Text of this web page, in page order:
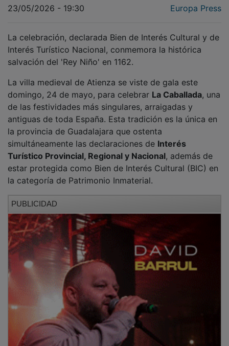
Interés Turístico Nacional, conmemora la histórica
salvación del 'Rey Niño' en 1162.
domingo, 24 de mayo, para celebrarLa Caballada
de las festividades más singulares, arraigadas y
antiguas de toda España. Esta tradición es la única en
la provincia de Guadalajara que ostenta
simultáneamente las declaraciones deInterés
Turístico Provincial, Regional y Nacional, además de
estar protegida como Bien de Interés Cultural (BIC) en
la categoría de Patrimonio Inmaterial.